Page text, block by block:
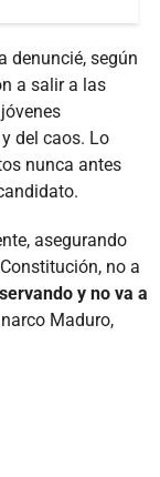
denuncié, según
a salir a las
del caos. Lo
nunca antes
asegurando
no a
y no va a
narco Maduro,